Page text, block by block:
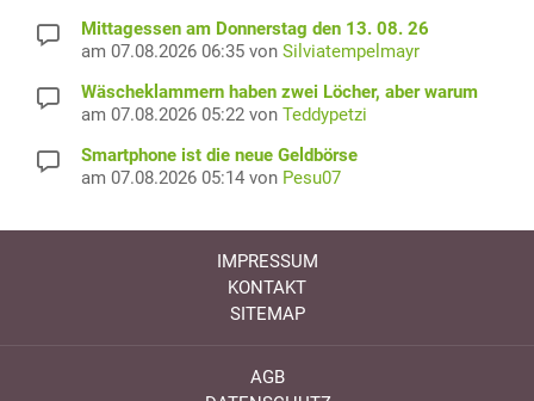
Mittagessen am Donnerstag den 13. 08. 26
am 07.08.2026 06:35 von Silviatempelmayr
Wäscheklammern haben zwei Löcher, aber warum
am 07.08.2026 05:22 von Teddypetzi
Smartphone ist die neue Geldbörse
am 07.08.2026 05:14 von Pesu07
IMPRESSUM
KONTAKT
SITEMAP
AGB